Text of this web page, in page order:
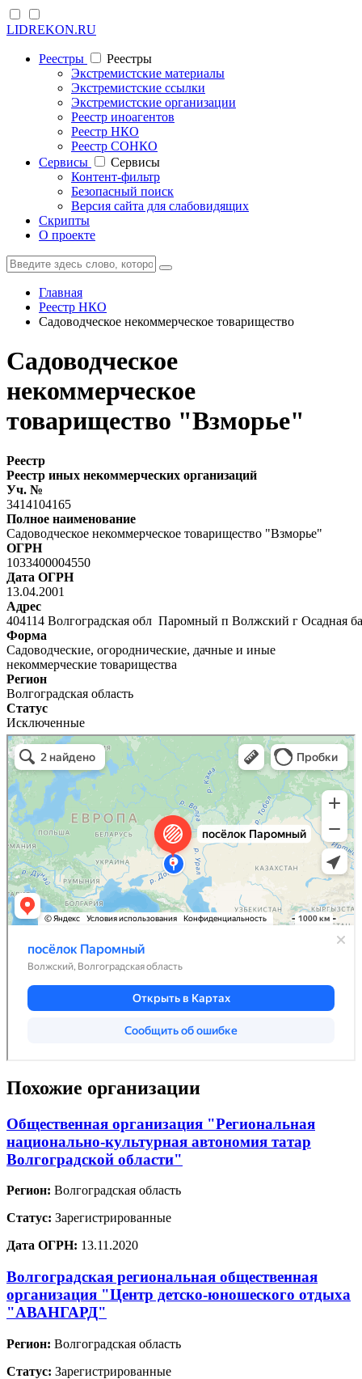
LIDREKON.RU
Реестры
Реестры
Экстремистские материалы
Экстремистские ссылки
Экстремистские организации
Реестр иноагентов
Реестр НКО
Реестр СОНКО
Cервисы
Cервисы
Контент-фильтр
Безопасный поиск
Версия сайта для слабовидящих
Скрипты
О проекте
Главная
Реестр НКО
Садоводческое некоммерческое товарищество
Садоводческое
некоммерческое
товарищество "Взморье"
Реестр
Реестр иных некоммерческих организаций
Уч. №
3414104165
Полное наименование
Садоводческое некоммерческое товарищество "Взморье"
ОГРН
1033400004550
Дата ОГРН
13.04.2001
Адрес
404114 Волгоградская обл Паромный п Волжский г Осадная
Форма
Садоводческие, огороднические, дачные и иные
некоммерческие товарищества
Регион
Волгоградская область
Статус
Исключенные
Похожие организации
Общественная организация "Региональная
национально-культурная автономия татар
Волгоградской области"
Регион: Волгоградская область
Статус: Зарегистрированные
Дата ОГРН: 13.11.2020
Волгоградская региональная общественная
организация "Центр детско-юношеского отдыха
"АВАНГАРД"
Регион: Волгоградская область
Статус: Зарегистрированные